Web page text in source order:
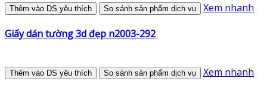
Thêm vào DS yêu thích So sánh sản phẩm dịch vụ Xem nhanh
Giấy dán tường 3d đẹp n2003-292
Thêm vào DS yêu thích So sánh sản phẩm dịch vụ Xem nhanh